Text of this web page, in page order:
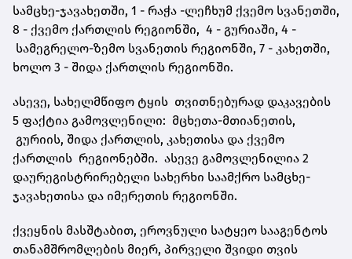
სამცხე-ჯავახეთში, 1 - რაჭა -ლეჩხუმ ქვემო სვანეთში,
8 - ქვემო ქართლის რეგიონში, 4 - გურიაში, 4 -
სამეგრელო-ზემო სვანეთის რეგიონში, 7 - კახეთში,
ხოლო 3 - შიდა ქართლის რეგიონში.
ასევე, სახელმწიფო ტყის თვითნებურად დაკავების
5 ფაქტია გამოვლენილი: მცხეთა-მთიანეთის,
გურიის, შიდა ქართლის, კახეთისა და ქვემო
ქართლის რეგიონებში. ასევე გამოვლენილია 2
დაურეგისტრირებელი სახერხი საამქრო სამცხე-
ჯავახეთისა და იმერეთის რეგიონში.
ქვეყნის მასშტაბით, ეროვნული სატყეო სააგენტოს
თანამშრომლების მიერ, პირველი შვიდი თვის